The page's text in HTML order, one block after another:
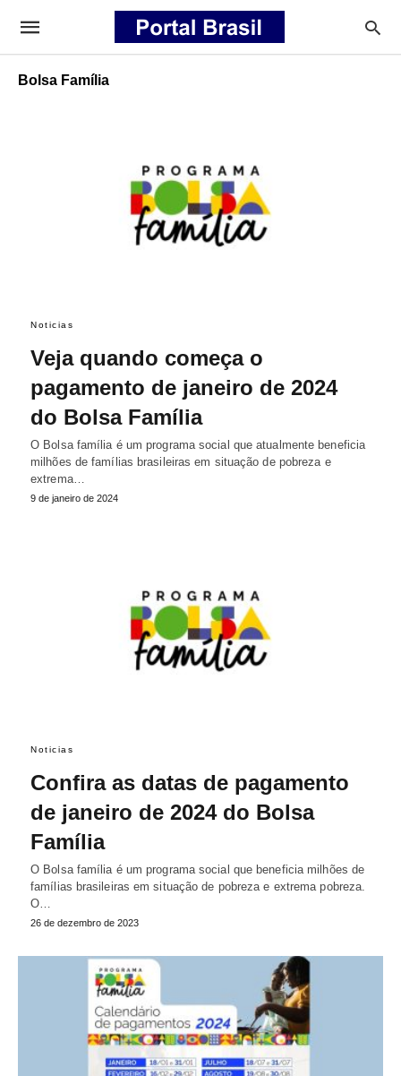
Bolsa Família
Noticias
Veja quando começa o
pagamento de janeiro de 2024
do Bolsa Família
O Bolsa família é um programa social que atualmente beneficia
milhões de famílias brasileiras em situação de pobreza e
extrema…
9 de janeiro de 2024
Noticias
Confira as datas de pagamento
de janeiro de 2024 do Bolsa
Família
O Bolsa família é um programa social que beneficia milhões de
famílias brasileiras em situação de pobreza e extrema pobreza.
O…
26 de dezembro de 2023